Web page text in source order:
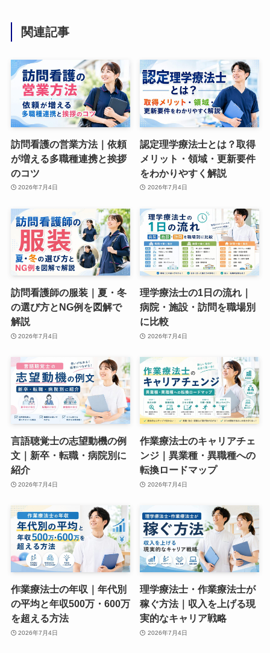
関連記事
訪問看護の営業方法｜依頼
が増える多職種連携と挨拶
のコツ
2026年7月4日
認定理学療法士とは？取得
メリット・領域・更新要件
をわかりやすく解説
2026年7月4日
訪問看護師の服装｜夏・冬
の選び方とNG例を図解で
解説
2026年7月4日
理学療法士の1日の流れ｜
病院・施設・訪問を職場別
に比較
2026年7月4日
言語聴覚士の志望動機の例
文｜新卒・転職・病院別に
紹介
2026年7月4日
作業療法士のキャリアチェ
ンジ｜異業種・異職種への
転換ロードマップ
2026年7月4日
作業療法士の年収｜年代別
の平均と年収500万・600万
を超える方法
2026年7月4日
理学療法士・作業療法士が
稼ぐ方法｜収入を上げる現
実的なキャリア戦略
2026年7月4日